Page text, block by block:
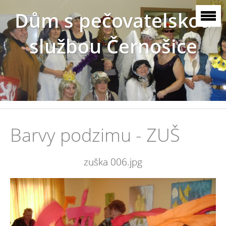
Dům s pečovatelskou
službou Černošice
Barvy podzimu - ZUŠ
zuška 006.jpg